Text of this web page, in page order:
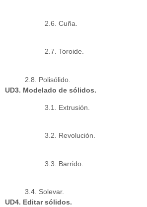
2.6. Cuña.
2.7. Toroide.
2.8. Polisólido.
UD3. Modelado de sólidos.
3.1. Extrusión.
3.2. Revolución.
3.3. Barrido.
3.4. Solevar.
UD4. Editar sólidos.